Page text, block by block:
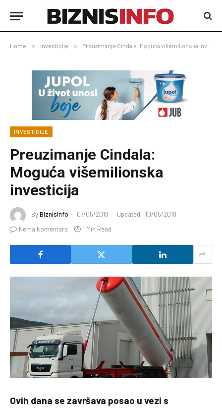
Home » Investicije » Preuzimanje Cindala: Moguća višemilionska investicija
INVESTICIJE
Preuzimanje Cindala:
Moguća višemilionska
investicija
ByBiznisInfo 07/05/2018 Updated: 10/05/2018
Nema komentara
1 Min Read
Ovih dana se završava posao u vezi s